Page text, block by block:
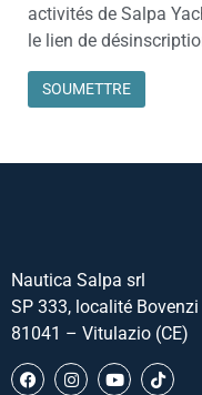
activités de Salpa
le lien de
Nautica Salpa srl
SP 333, localité
81041 – Vitulazio (CE)